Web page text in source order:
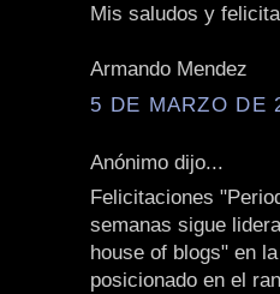
Mis saludos y
Armando Mendez
5 DE MARZO DE
Anónimo dijo...
Felicitaciones
semanas sigue
house of blogs" en
posicionado en el